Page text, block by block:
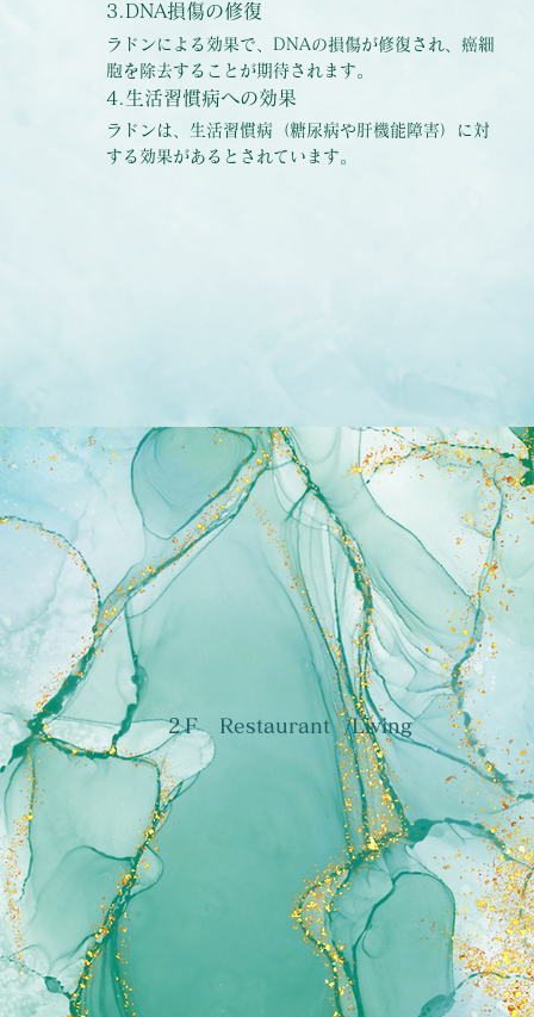
3.DNA損傷の修復
ラドンによる効果で、DNAの損傷が修復され、癌細
胞を除去することが期待されます。
4.生活習慣病への効果
ラドンは、生活習慣病（糖尿病や肝機能障害）に対
する効果があるとされています。
2F Restaurant /Living